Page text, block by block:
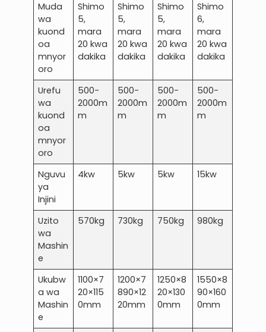
Muda
wa
kuond
oa
mnyor
oro
Shimo
5,
mara
20 kwa
dakika
Shimo
5,
mara
20 kwa
dakika
Shimo
5,
mara
20 kwa
dakika
Shimo
6,
mara
20 kwa
dakika
Urefu
wa
kuond
oa
mnyor
oro
500-
2000m
m
500-
2000m
m
500-
2000m
m
500-
2000m
m
Nguvu
ya
Injini
4kw 5kw 5kw 15kw
Uzito
wa
Mashin
e
570kg 730kg 750kg 980kg
Ukubw
a wa
Mashin
e
1100×7
20×115
0mm
1200×7
890×12
20mm
1250×8
20×130
0mm
1550×8
90×160
0mm